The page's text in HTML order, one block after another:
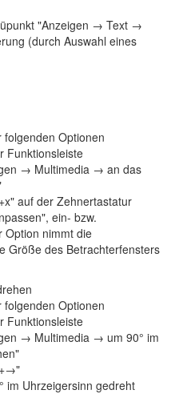
"Anzeigen → Text →
(durch Auswahl eines
folgenden Optionen
Funktionsleiste
→ Multimedia → an das
auf der Zehnertastatur
ein- bzw.
Option nimmt die
Größe des Betrachterfensters
folgenden Optionen
Funktionsleiste
→ Multimedia → um 90° im
im Uhrzeigersinn gedreht